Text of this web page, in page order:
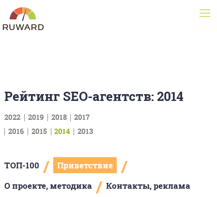
Рейтинг SEO-агентств: 2014
2022 2019 2018
2017
2016
2015 2014 2013
ТОП-100 / Приветствие /
О проекте, методика / Контакты, реклама